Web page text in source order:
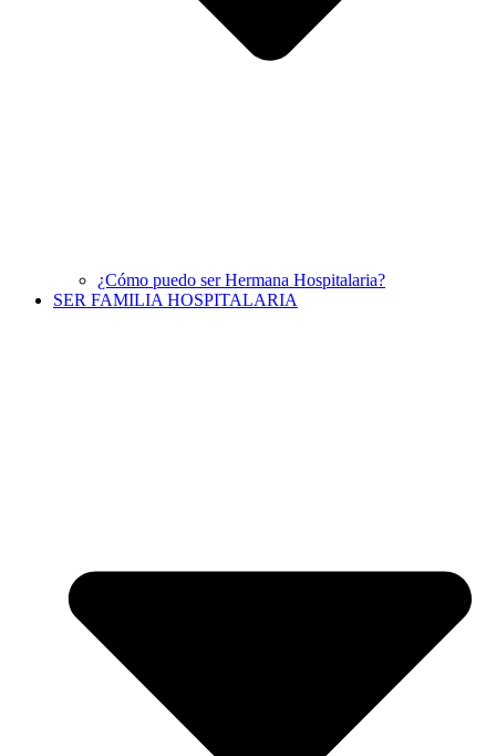
¿Cómo puedo ser Hermana Hospitalaria?
SER FAMILIA HOSPITALARIA